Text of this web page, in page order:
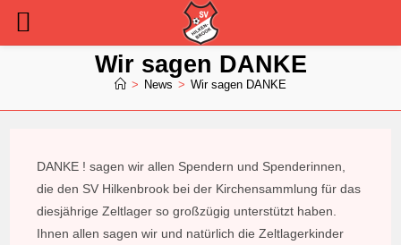
Wir sagen DANKE
> News > Wir sagen DANKE
DANKE ! sagen wir allen Spendern und Spenderinnen,
die den SV Hilkenbrook bei der Kirchensammlung für das
diesjährige Zeltlager so großzügig unterstützt haben.
Ihnen allen sagen wir und natürlich die Zeltlagerkinder